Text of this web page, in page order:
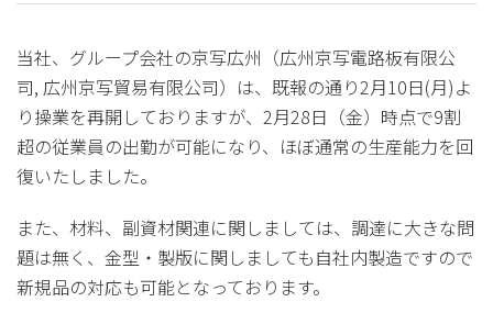
当社、グループ会社の京写広州（広州京写電路板有限公
司, 広州京写貿易有限公司）は、既報の通り2月10日(月)よ
り操業を再開しておりますが、2月28日（金）時点で9割
超の従業員の出勤が可能になり、ほぼ通常の生産能力を回
復いたしました。
また、材料、副資材関連に関しましては、調達に大きな問
題は無く、金型・製版に関しましても自社内製造ですので
新規品の対応も可能となっております。